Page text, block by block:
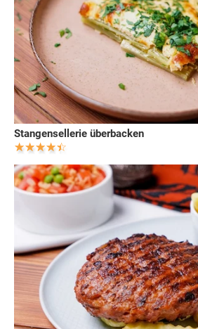
Stangensellerie überbacken